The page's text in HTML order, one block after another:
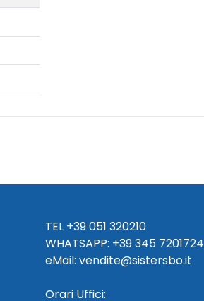
TEL +39 051 320210
WHATSAPP: +39345 7201724
eMail: vendite@sistersbo.it
Orari Uffici: